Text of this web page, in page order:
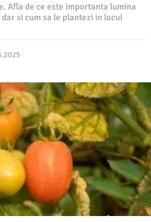
Afla de ce este importanta lumina
si cum sa le plantezi in locul
0
6
0
5